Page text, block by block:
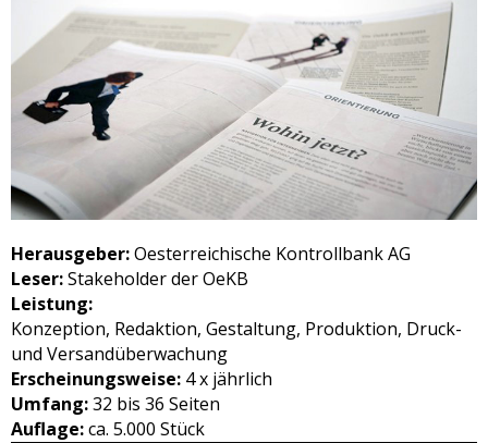
Herausgeber:Oesterreichische Kontrollbank AG
Leser:Stakeholder der OeKB
Leistung:
Konzeption, Redaktion, Gestaltung, Produktion, Druck­-
und Versandüberwachung
Erscheinungsweise: 4 x jährlich
Umfang:32 bis 36 Seiten
Auflage:ca. 5.000 Stück